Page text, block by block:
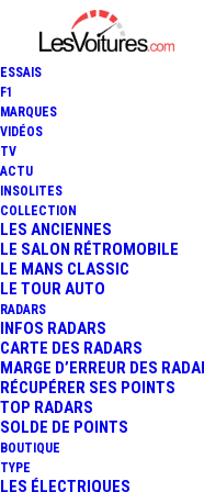
ESSAIS
F1
MARQUES
VIDÉOS
TV
ACTU
INSOLITES
COLLECTION
LES ANCIENNES
LE SALON RÉTROMOBILE
LE MANS CLASSIC
LE TOUR AUTO
RADARS
INFOS RADARS
CARTE DES RADARS
MARGE D’ERREUR DES
RÉCUPÉRER SES POINTS
TOP RADARS
SOLDE DE POINTS
BOUTIQUE
TYPE
LES ÉLECTRIQUES
10 juillet 2015